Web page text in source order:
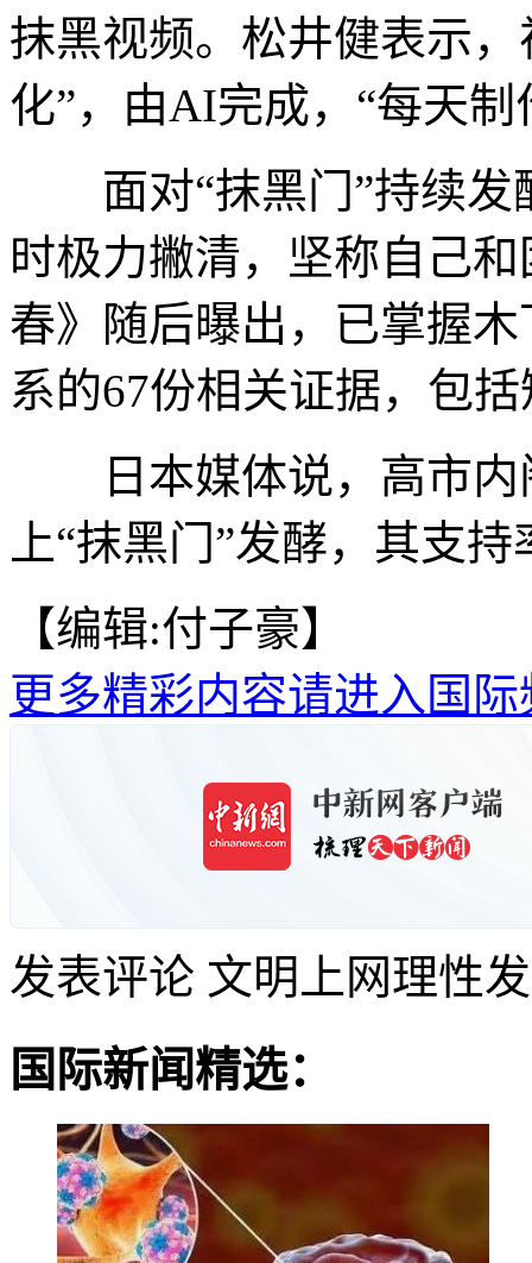
抹黑视频。松井健表示
化”，由AI完成，“每天
面对“抹黑门”持续发
时极力撇清，坚称自己
春》随后曝出，已掌握
系的67份相关证据，包
日本媒体说，高市内
上“抹黑门”发酵，其支
【编辑:付子豪】
更多精彩内容请进入国际
发表评论 文明上网理性
国际新闻精选：